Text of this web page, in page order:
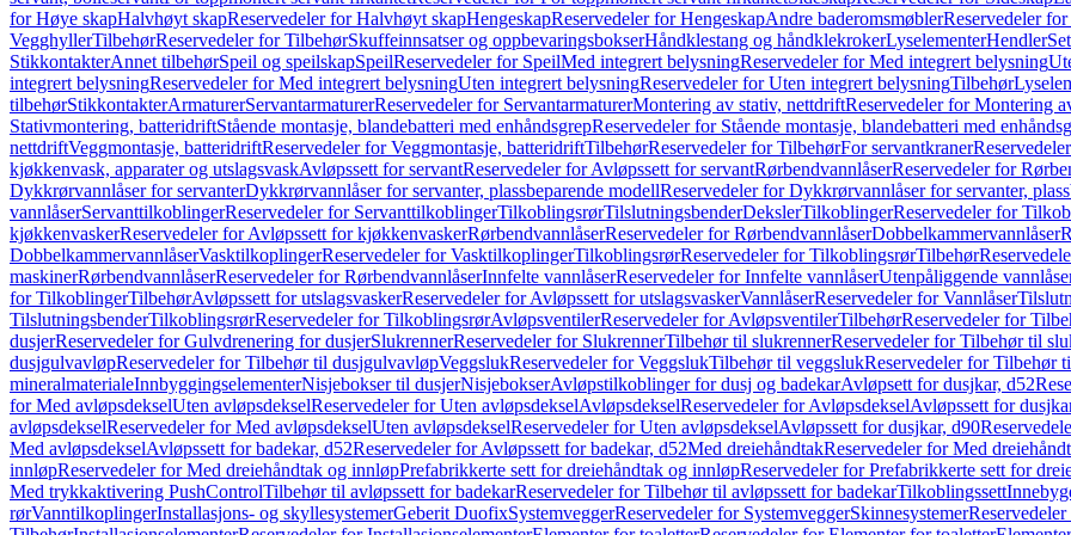
for Høye skapHalvhøyt skapReservedeler for Halvhøyt skapHengeskapReservedeler for HengeskapAndre baderomsmøblerReservedeler
VegghyllerTilbehørReservedeler for TilbehørSkuffeinnsatser og oppbevaringsbokserHåndklestang og håndklekrokerLyselementerHendler
StikkontakterAnnet tilbehørSpeil og speilskapSpeilReservedeler for SpeilMed integrert belysningReservedeler for Med integrert belysning
integrert belysningReservedeler for Med integrert belysningUten integrert belysningReservedeler for Uten integrert belysningTilbehør
tilbehørStikkontakterArmaturerServantarmaturerReservedeler for ServantarmaturerMontering av stativ, nettdriftReservedeler for Montering
Stativmontering, batteridriftStående montasje, blandebatteri med enhåndsgrepReservedeler for Stående montasje, blandebatteri med
nettdriftVeggmontasje, batteridriftReservedeler for Veggmontasje, batteridriftTilbehørReservedeler for TilbehørFor servantkraner
kjøkkenvask, apparater og utslagsvaskAvløpssett for servantReservedeler for Avløpssett for servantRørbendvannlåserReservedeler for
Dykkrørvannlåser for servanterDykkrørvannlåser for servanter, plassbeparende modellReservedeler for Dykkrørvannlåser for servanter,
vannlåserServanttilkoblingerReservedeler for ServanttilkoblingerTilkoblingsrørTilslutningsbenderDekslerTilkoblingerReservedeler for
kjøkkenvaskerReservedeler for Avløpssett for kjøkkenvaskerRørbendvannlåserReservedeler for RørbendvannlåserDobbelkammervannlåser
DobbelkammervannlåserVasktilkoplingerReservedeler for VasktilkoplingerTilkoblingsrørReservedeler for TilkoblingsrørTilbehør
maskinerRørbendvannlåserReservedeler for RørbendvannlåserInnfelte vannlåserReservedeler for Innfelte vannlåserUtenpåliggende
for TilkoblingerTilbehørAvløpssett for utslagsvaskerReservedeler for Avløpssett for utslagsvaskerVannlåserReservedeler for Vannlåser
TilslutningsbenderTilkoblingsrørReservedeler for TilkoblingsrørAvløpsventilerReservedeler for AvløpsventilerTilbehørReservedeler for
dusjerReservedeler for Gulvdrenering for dusjerSlukrennerReservedeler for SlukrennerTilbehør til slukrennerReservedeler for Tilbehør til
dusjgulvavløpReservedeler for Tilbehør til dusjgulvavløpVeggslukReservedeler for VeggslukTilbehør til veggslukReservedeler for Tilbehør
mineralmaterialeInnbyggingselementerNisjebokser til dusjerNisjebokserAvløpstilkoblinger for dusj og badekarAvløpsett for dusjkar, d52
for Med avløpsdekselUten avløpsdekselReservedeler for Uten avløpsdekselAvløpsdekselReservedeler for AvløpsdekselAvløpssett for
avløpsdekselReservedeler for Med avløpsdekselUten avløpsdekselReservedeler for Uten avløpsdekselAvløpssett for dusjkar, d90
Med avløpsdekselAvløpssett for badekar, d52Reservedeler for Avløpssett for badekar, d52Med dreiehåndtakReservedeler for Med
innløpReservedeler for Med dreiehåndtak og innløpPrefabrikkerte sett for dreiehåndtak og innløpReservedeler for Prefabrikkerte sett for
Med trykkaktivering PushControlTilbehør til avløpssett for badekarReservedeler for Tilbehør til avløpssett for badekarTilkoblingssett
rørVanntilkoplingerInstallasjons- og skyllesystemerGeberit DuofixSystemveggerReservedeler for SystemveggerSkinnesystemer